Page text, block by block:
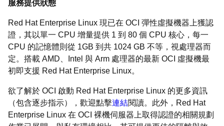
服務提供狀態
Red Hat Enterprise Linux 現已在 OCI 彈性虛擬機器上獲認
證，其以單一 CPU 增量提供 1 到 80 個 CPU 核心，每一
CPU 的記憶體則從 1GB 到共 1024 GB 不等，視處理器而
定。搭載 AMD、Intel 與 Arm 處理器的最新 OCI 虛擬機最
初即支援 Red Hat Enterprise Linux。
欲了解於 OCI 啟動 Red Hat Enterprise Linux 的更多資訊
（包含逐步指示），歡迎點擊連結閱讀。此外，Red Hat
Enterprise Linux 在 OCI 裸機伺服器上取得認證的相關規劃